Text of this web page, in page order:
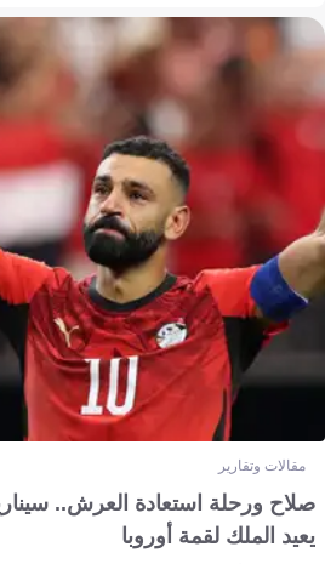
مقالات وتقارير
صلاح ورحلة استعادة العرش..
يعيد الملك لقمة أوروبا